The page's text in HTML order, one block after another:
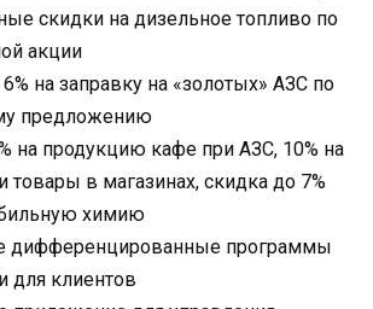
скидки на дизельное топливо по
акции
на заправку на «золотых» АЗС по
предложению
на продукцию кафе при АЗС, 10% на
товары в магазинах, скидка до 7%
химию
дифференцированные программы
для клиентов